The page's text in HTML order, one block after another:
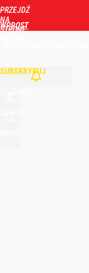
PRZEJDŹ
NA
STRONĘ
WPROST
SUBSKRYBUJ